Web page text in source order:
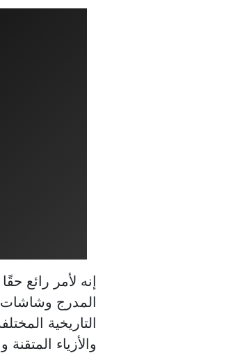
إنه لأمر رائع
المدرج وشاشات
التاريخية
والأزياء